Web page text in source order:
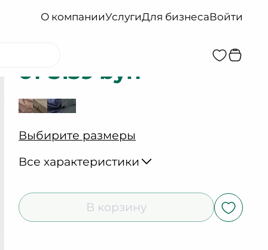
О компанииУслугиДля бизнесаВойти
от 3139 byn
Выбирите размеры
Все характеристики
В корзину